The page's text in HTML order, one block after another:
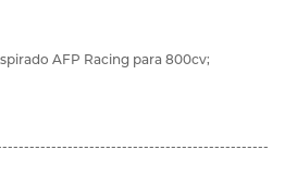
AFP Racing para 800cv;